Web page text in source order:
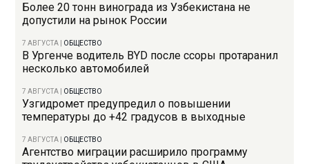
Более 20 тонн винограда из Узбекистана не
допустили на рынок России
7 АВГУСТА ОБЩЕСТВО
В Ургенче водитель BYD после ссоры протаранил
несколько автомобилей
7 АВГУСТА ОБЩЕСТВО
Узгидромет предупредил о повышении
температуры до +42 градусов в выходные
7 АВГУСТА ОБЩЕСТВО
Агентство миграции расширило программу